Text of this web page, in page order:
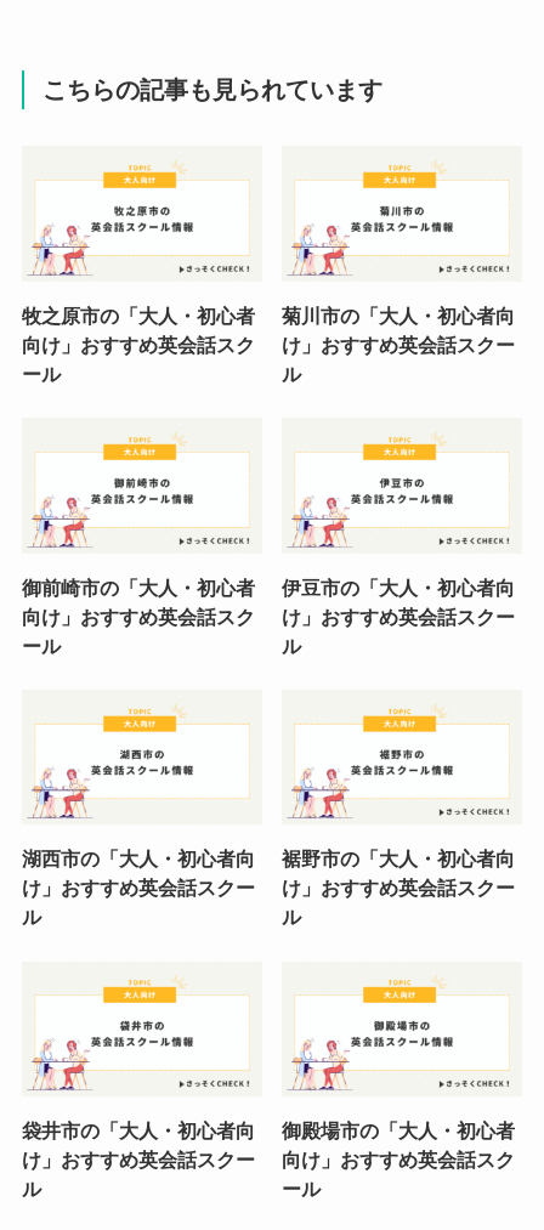
こちらの記事も見られています
牧之原市の「大人・初心者
向け」おすすめ英会話スク
ール
菊川市の「大人・初心者向
け」おすすめ英会話スクー
ル
御前崎市の「大人・初心者
向け」おすすめ英会話スク
ール
伊豆市の「大人・初心者向
け」おすすめ英会話スクー
ル
湖西市の「大人・初心者向
け」おすすめ英会話スクー
ル
裾野市の「大人・初心者向
け」おすすめ英会話スクー
ル
袋井市の「大人・初心者向
け」おすすめ英会話スクー
ル
御殿場市の「大人・初心者
向け」おすすめ英会話スク
ール